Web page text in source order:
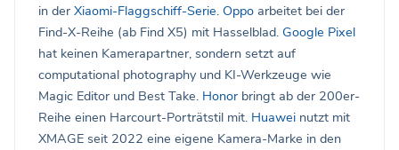
in der Xiaomi-Flaggschiff-Serie. Oppo arbeitet bei der
Find-X-Reihe (ab Find X5) mit Hasselblad. Google Pixel
hat keinen Kamerapartner, sondern setzt auf
computational photography und KI-Werkzeuge wie
Magic Editor und Best Take. Honor bringt ab der 200er-
Reihe einen Harcourt-Porträtstil mit. Huawei nutzt mit
XMAGE seit 2022 eine eigene Kamera-Marke in den